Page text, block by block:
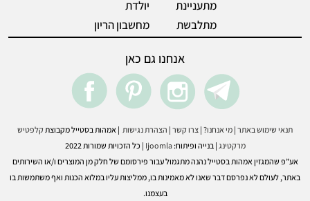
מתעניינת
מתלבשת
יולדת
מחשבון הריון
אנחנו גם כאן
Telegram
instegram
pintrest
תנאי שימוש באתר | מי אנחנו? | צרו קשר | הצהרת נגישות | אמהות בסטייל מקבוצת קלפטיש
מרקטינג | בנייה ופיתוח:Ijoomla | כל הזכויות שמורות 2022
אע”פ שהמגזין אמהות בסטייל נהנה מתגמול עבור פירסומם של חלק מן המוצרים ו/או השירותים
באתר, לעולם לא נפרסם דבר שאנו לא מאמינות בו, ממליצות עליו במלוא הכנות ואף משתמשות בו
בעצמנו.